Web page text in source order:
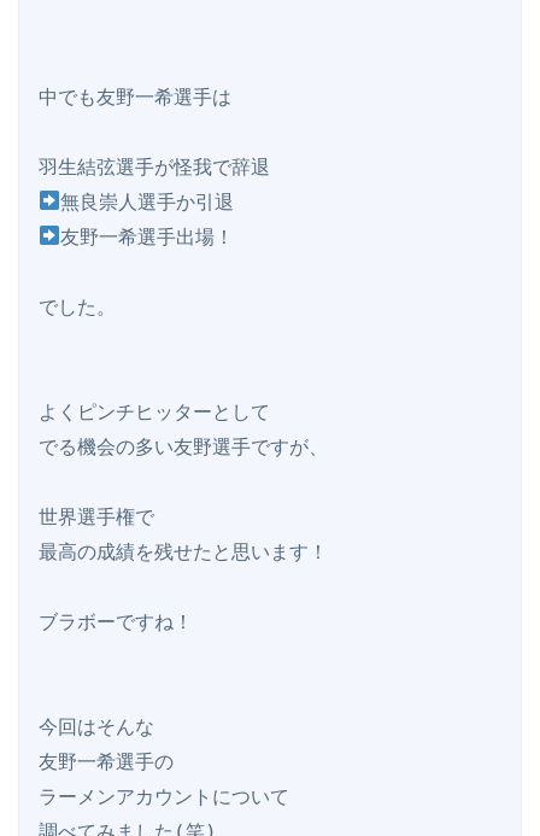
中でも友野一希選手は
友野一希選手出場！
でした。
よくピンチヒッターとして
でる機会の多い友野選手ですが、
世界選手権で
最高の成績を残せたと思います！
ブラボーですね！
今回はそんな
友野一希選手の
ラーメンアカウントについて